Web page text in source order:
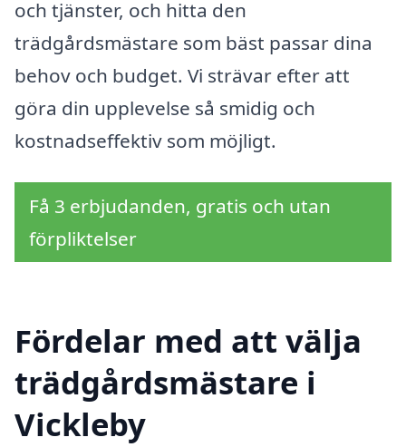
och tjänster, och hitta den
trädgårdsmästare som bäst passar dina
behov och budget. Vi strävar efter att
göra din upplevelse så smidig och
kostnadseffektiv som möjligt.
Få 3 erbjudanden, gratis och utan
förpliktelser
Fördelar med att välja
trädgårdsmästare i
Vickleby